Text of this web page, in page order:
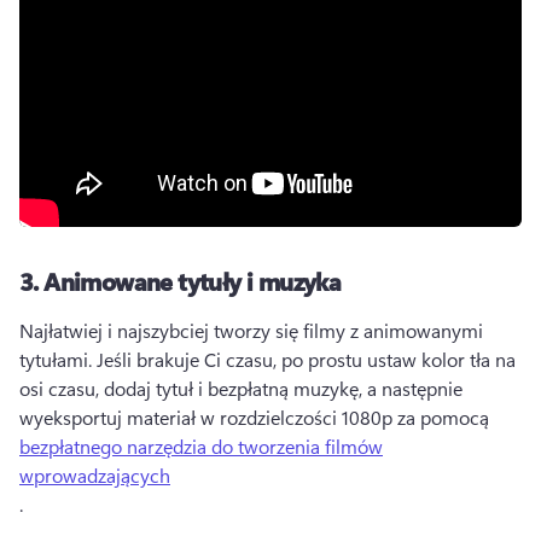
3.Animowane tytuły i muzyka
Najłatwiej i najszybciej tworzy się filmy z animowanymi
tytułami. Jeśli brakuje Ci czasu, po prostu ustaw kolor tła na
osi czasu, dodaj tytuł i bezpłatną muzykę, a następnie
wyeksportuj materiał w rozdzielczości 1080p za pomocą
bezpłatnego narzędzia do tworzenia filmów
wprowadzających
.